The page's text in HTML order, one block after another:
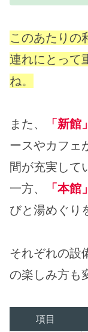
このあたりの
連れにとって
ね。
また、 「新館」
ースやカフェ
間が充実して
一方、
「本館」
びと湯めぐり
それぞれの設
の楽しみ方も
項目